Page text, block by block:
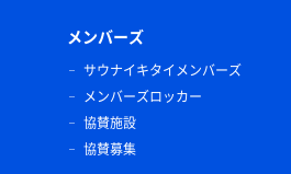
メンバーズ
サウナイキタイメンバーズ
メンバーズロッカー
協賛施設
協賛募集